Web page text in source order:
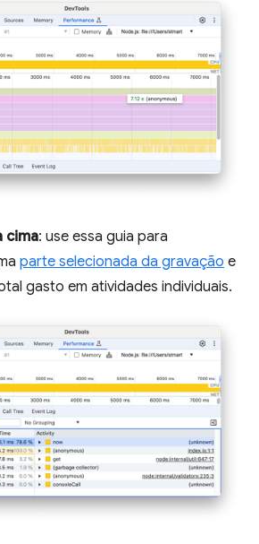
cima: use essa guia para
parte selecionada da gravação e
gasto em atividades individuais.